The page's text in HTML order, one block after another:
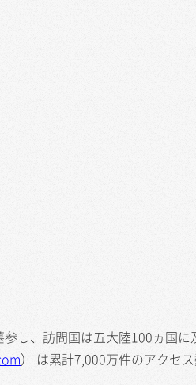
し、訪問国は五大陸100ヵ国に
） は累計7,000万件のアクセ